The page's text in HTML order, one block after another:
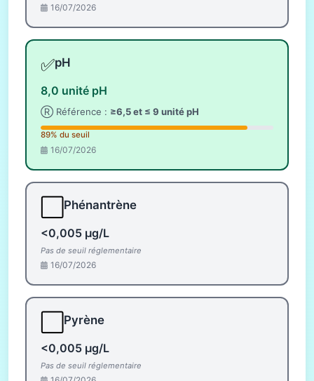
16/07/2026
✅pH
8,0 unité pH
Ⓡ Référence : ≥6,5 et ≤ 9 unité pH
89% du seuil
16/07/2026
Phénantrène
<0,005 µg/L
Pas de seuil réglementaire
16/07/2026
Pyrène
<0,005 µg/L
Pas de seuil réglementaire